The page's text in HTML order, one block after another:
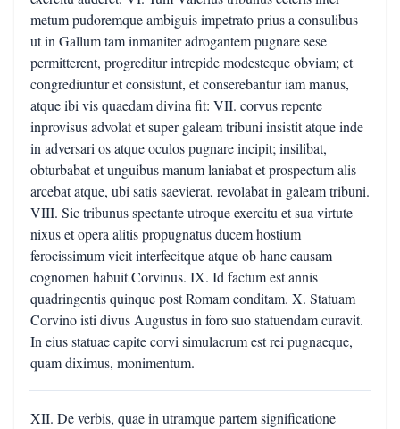
metum pudoremque ambiguis impetrato prius a consulibus
ut in Gallum tam inmaniter adrogantem pugnare sese
permitterent, progreditur intrepide modesteque obviam; et
congrediuntur et consistunt, et conserebantur iam manus,
atque ibi vis quaedam divina fit: VII. corvus repente
inprovisus advolat et super galeam tribuni insistit atque inde
in adversari os atque oculos pugnare incipit; insilibat,
obturbabat et unguibus manum laniabat et prospectum alis
arcebat atque, ubi satis saevierat, revolabat in galeam tribuni.
VIII. Sic tribunus spectante utroque exercitu et sua virtute
nixus et opera alitis propugnatus ducem hostium
ferocissimum vicit interfecitque atque ob hanc causam
cognomen habuit Corvinus. IX. Id factum est annis
quadringentis quinque post Romam conditam. X. Statuam
Corvino isti divus Augustus in foro suo statuendam curavit.
In eius statuae capite corvi simulacrum est rei pugnaeque,
quam diximus, monimentum.
XII. De verbis, quae in utramque partem significatione